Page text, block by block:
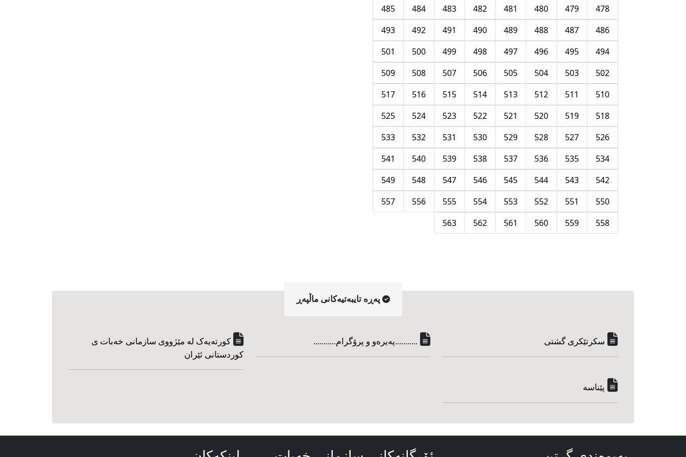
478
479
480
481
482
483
484
485
486
487
488
489
490
491
492
493
494
495
496
497
498
499
500
501
502
503
504
505
506
507
508
509
510
511
512
513
514
515
516
517
518
519
520
521
522
523
524
525
526
527
528
529
530
531
532
533
534
535
536
537
538
539
540
541
542
543
544
545
546
547
548
549
550
551
552
553
554
555
556
557
558
559
560
561
562
563
په‌ڕه‌ تایبه‌تیه‌کانی ماڵپه‌ڕ
سکرتێکری گشتی ...........په‌یره‌و و پرۆگرام...........
کورته‌یه‌ک له مێژووی سازمانی خه‌بات ی
کوردستانی ئێران
پێناسه‌